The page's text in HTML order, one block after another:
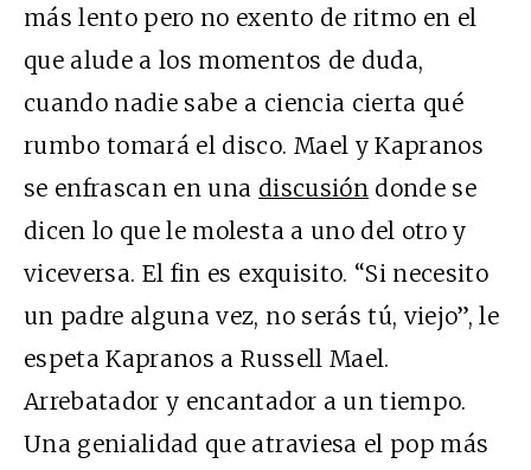
más lento pero no exento de ritmo en el
que alude a los momentos de duda,
cuando nadie sabe a ciencia cierta qué
rumbo tomará el disco. Mael y Kapranos
se enfrascan en una discusión donde se
dicen lo que le molesta a uno del otro y
viceversa. El fin es exquisito. “Si necesito
un padre alguna vez, no serás tú, viejo”, le
espeta Kapranos a Russell Mael.
Arrebatador y encantador a un tiempo.
Una genialidad que atraviesa el pop más